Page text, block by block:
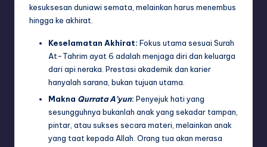
kesuksesan duniawi semata, melainkan harus menembus
hingga ke akhirat.
Keselamatan Akhirat: Fokus utama sesuai Surah
At-Tahrim ayat 6 adalah menjaga diri dan keluarga
dari api neraka. Prestasi akademik dan karier
hanyalah sarana, bukan tujuan utama.
Makna Qurrata A’yun: Penyejuk hati yang
sesungguhnya bukanlah anak yang sekadar tampan,
pintar, atau sukses secara materi, melainkan anak
yang taat kepada Allah. Orang tua akan merasa